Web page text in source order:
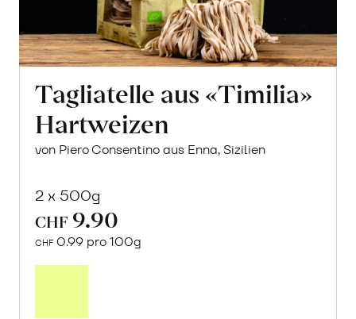
Tagliatelle aus «Timilia»
Hartweizen
von Piero Consentino aus Enna, Sizilien
2 x 500g
CHF 9.90
CHF 0.99 pro 100g